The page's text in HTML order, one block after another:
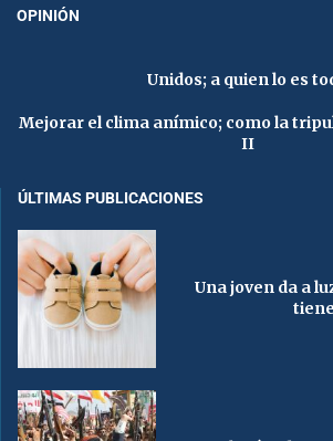
OPINIÓN
Unidos; a quien lo es
Mejorar el clima anímico; como la
II
ÚLTIMAS PUBLICACIONES
Una joven da a